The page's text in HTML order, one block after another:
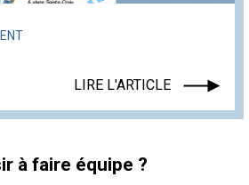
LIRE L'ARTICLE
à faire équipe ?